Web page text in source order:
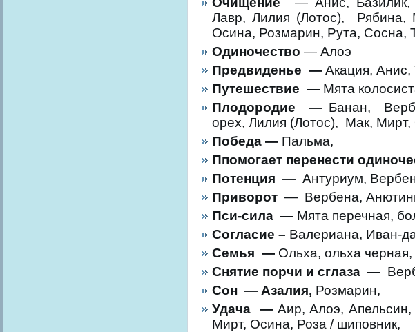
Лавр, Лилия (Лотос), Рябина,
Осина, Розмарин, Рута, Сосна,
Одиночество — Алоэ
Предвиденье — Акация, Анис,
Путешествие — Мята
Плодородие — Банан,
орех, Лилия (Лотос), Мак, Мирт,
Победа — Пальма,
Ппомогает перенести
Потенция — Антуриум,
Приворот — Вербена,
Пси-сила — Мята перечная,
Согласие – Валериана, Иван-
Семья — Ольха, ольха черная,
Снятие порчи и сглаза —
Сон — Азалия, Розмарин,
Удача — Аир, Алоэ,
Мирт, Осина, Роза / шиповник,